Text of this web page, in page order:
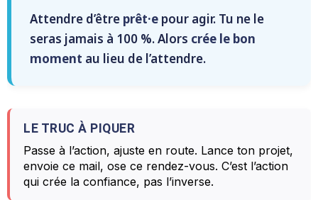
Attendre d’être prêt·e pour agir. Tu ne le
seras jamais à 100 %. Alors crée le bon
moment au lieu de l’attendre.
LE TRUC À PIQUER
Passe à l’action, ajuste en route. Lance ton projet,
envoie ce mail, ose ce rendez-vous. C’est l’action
qui crée la confiance, pas l’inverse.